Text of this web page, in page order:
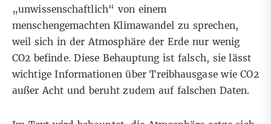
„unwissenschaftlich“ von einem
menschengemachten Klimawandel zu sprechen,
weil sich in der Atmosphäre der Erde nur wenig
CO2 befinde. Diese Behauptung ist falsch, sie lässt
wichtige Informationen über Treibhausgase wie CO2
außer Acht und beruht zudem auf falschen Daten.